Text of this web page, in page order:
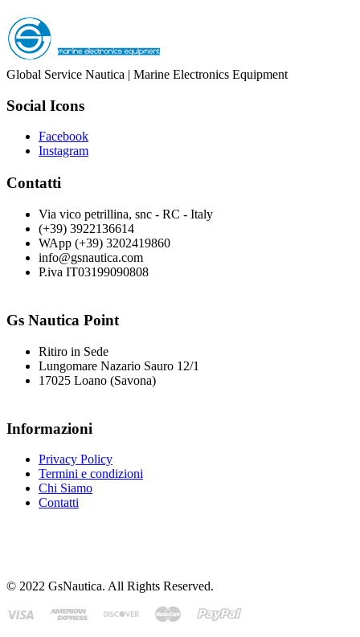
Global Service Nautica | Marine Electronics Equipment
Social Icons
Facebook
Instagram
Contatti
Via vico petrillina, snc - RC - Italy
(+39) 3922136614
WApp (+39) 3202419860
info@gsnautica.com
P.iva IT03199090808
Gs Nautica Point
Ritiro in Sede
Lungomare Nazario Sauro 12/1
17025 Loano (Savona)
Informazioni
Privacy Policy
Termini e condizioni
Chi Siamo
Contatti
© 2022 GsNautica. All Rights Reserved.